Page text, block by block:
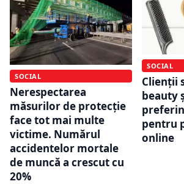
SOCIAL
Nerespectarea
măsurilor de protecție
face tot mai multe
victime. Numărul
accidentelor mortale
de muncă a crescut cu
20%
SOCIAL
Clienții
beauty
pentru
online